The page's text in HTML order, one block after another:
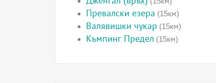
Превалски езера (15км)
Валявишки чукар (15км)
Къмпинг Предел (15км)